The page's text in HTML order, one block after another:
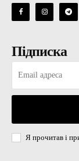
Підписка
Я прочитав і